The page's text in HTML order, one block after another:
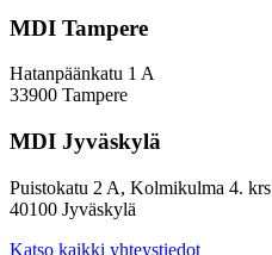
MDI Tampere
Hatanpäänkatu 1 A
33900 Tampere
MDI Jyväskylä
Puistokatu 2 A, Kolmikulma 4. krs
40100 Jyväskylä
Katso kaikki yhteystiedot